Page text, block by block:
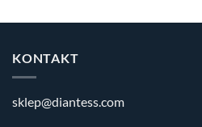
KONTAKT
sklep@diantess.com